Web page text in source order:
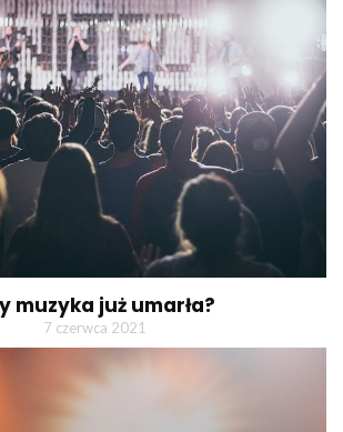
muzyka już umarła?
7 czerwca 2021